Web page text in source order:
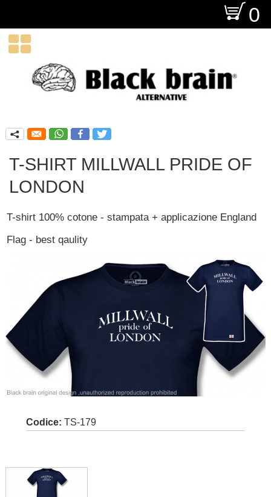
O 0

q
T-SHIRT MILLWALL PRIDE OF
LONDON
T-shirt 100% cotone - stampata + applicazione England
Flag - best qaulity
Codice:TS-179